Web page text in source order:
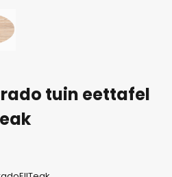
tuin eettafel